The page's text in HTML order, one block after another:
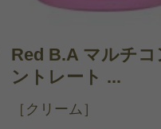
Red B.A マルチコ
ントレート ...
［クリーム］